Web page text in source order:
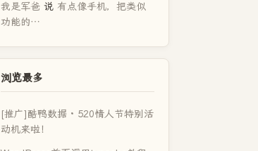
我是军爸 说 有点像手机，把类似
功能的…
浏览最多
[推广]酷鸭数据 · 520情人节特别活
动机来啦！